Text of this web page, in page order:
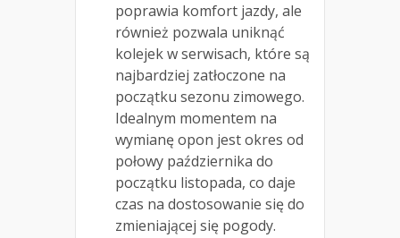
poprawia komfort jazdy, ale
również pozwala uniknąć
kolejek w serwisach, które są
najbardziej zatłoczone na
początku sezonu zimowego.
Idealnym momentem na
wymianę opon jest okres od
połowy października do
początku listopada, co daje
czas na dostosowanie się do
zmieniającej się pogody.